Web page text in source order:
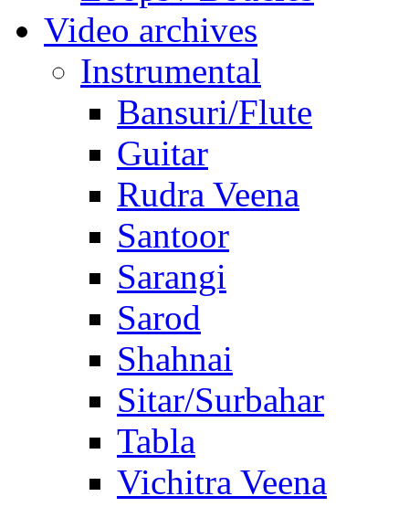
Video archives
Instrumental
Bansuri/Flute
Guitar
Rudra Veena
Santoor
Sarangi
Sarod
Shahnai
Sitar/Surbahar
Tabla
Vichitra Veena